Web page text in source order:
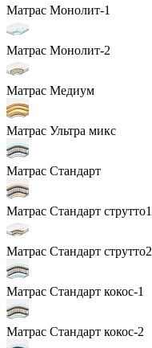
Матрас Монолит-1
Матрас Монолит-2
Матрас Медиум
Матрас Ультра микс
Матрас Стандарт
Матрас Стандарт струтто1
Матрас Стандарт струтто2
Матрас Стандарт кокос-1
Матрас Стандарт кокос-2